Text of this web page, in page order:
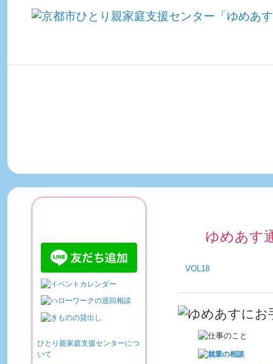
ゆめあす
VOL18
ご利用について
ひとり親家庭支援センターにつ
いて